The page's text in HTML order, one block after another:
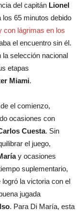
del capitán Lionel
los 65 minutos debido
con lágrimas en los
el encuentro sin él.
la selección nacional
etapas
Miami.
el comienzo,
ocasiones con
Cuesta. Sin
el juego,
y ocasiones
suplementario,
la victoria con el
jugada
. Para Di María, esta